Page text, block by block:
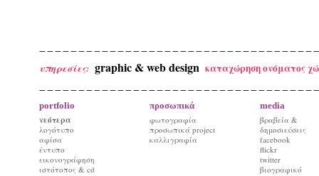
υπηρεσίες: graphic & web design καταχώρηση ονόματος
portfolio
νεότερα
λογότυπο
αφίσα
έντυπο
εικονογράφηση
ιστότοπος & cd
προσωπικά
φωτογραφία
προσωπικά project
καλλιγραφία
media
βραβεία &
δημοσιεύσεις
facebook
flickr
twitter
βιογραφικό